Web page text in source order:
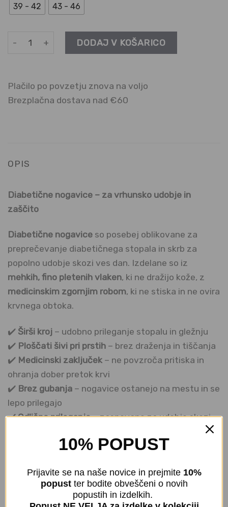
39 - 42 43 - 46
Diabetične nogavice v temno modri barvi | 2 para količina
DODAJ V KOŠARICO
Plačilo po povzetju znova na voljo
Brezplačna dostava nad €60
OPIS
Diabetične nogavice – za vrhunsko udobje in
zaščito
Diabetične nogavice so posebej oblikovane za
preprečevanje diabetičnega stopala in skrb za
popolno udobje skozi ves dan. Izdelane so iz
mehkih, fino pletenih vlaken, ki ne dražijo kože, z
medicinskim zgornjim robom, ki ne stiska in ne ovira
krvnega obtoka.
✔️ Širši kroj – udobno prileganje stopalu in gležnju
✔️ Ploščati šivi pri prstih – brez draženja in tiščanja
✔️ Medicinski zaključek – ne povzroča pritiska in
ohranja dober pretok krvi
✔️ Brez gubanja – nogavice ostanejo na mestu in se
lepo prilegajo
✔️Odlično prileganje– zasnovane za udobje skozi
Vsebina paketa: 2 para v elegantni temno modri
: OEKO–TEX® Standard 100 – varna
10% POPUST
Prijavite se na naše novice in prejmite 10%
popust ter bodite obveščeni o novih
popustih in izdelkih.